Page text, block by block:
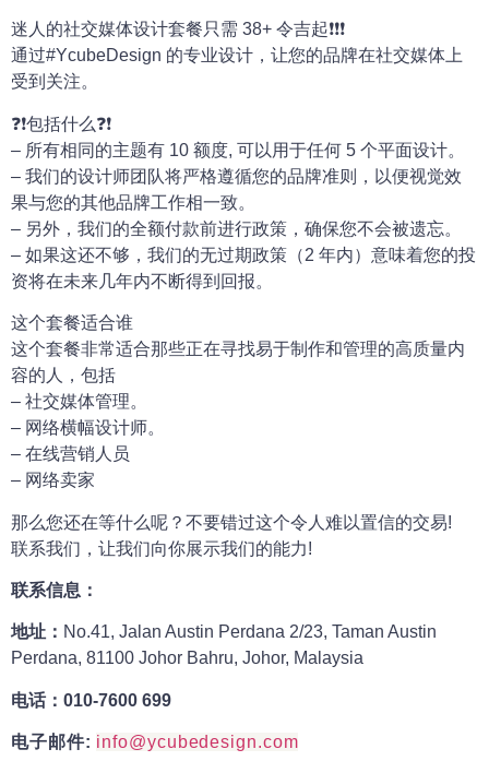
迷人的社交媒体设计套餐只需 38+ 令吉起❗❗❗
通过#YcubeDesign 的专业设计，让您的品牌在社交媒体上
受到关注。
❓❗包括什么❓❗
– 所有相同的主题有 10 额度, 可以用于任何 5 个平面设计。
– 我们的设计师团队将严格遵循您的品牌准则，以便视觉效
果与您的其他品牌工作相一致。
– 另外，我们的全额付款前进行政策，确保您不会被遗忘。
– 如果这还不够，我们的无过期政策（2 年内）意味着您的投
资将在未来几年内不断得到回报。
这个套餐适合谁
这个套餐非常适合那些正在寻找易于制作和管理的高质量内
容的人，包括
– 社交媒体管理。
– 网络横幅设计师。
– 在线营销人员
– 网络卖家
那么您还在等什么呢？不要错过这个令人难以置信的交易!
联系我们，让我们向你展示我们的能力!
联系信息：
地址： No.41, Jalan Austin Perdana 2/23, Taman Austin
Perdana, 81100 Johor Bahru, Johor, Malaysia
电话：010-7600 699
电子邮件: info@ycubedesign.com